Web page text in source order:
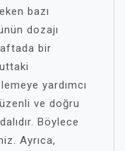
bazı
dozajı
bir
yardımcı
ve doğru
Böylece
Ayrıca,